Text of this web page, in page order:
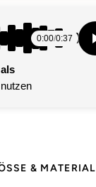
0:00/0:37
& MATERIAL